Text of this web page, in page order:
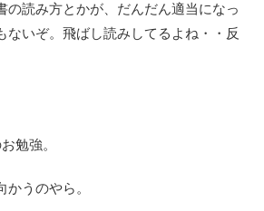
の読み方とかが、だんだん適当になっ
ないぞ。飛ばし読みしてるよね・・反
勉強。
うのやら。